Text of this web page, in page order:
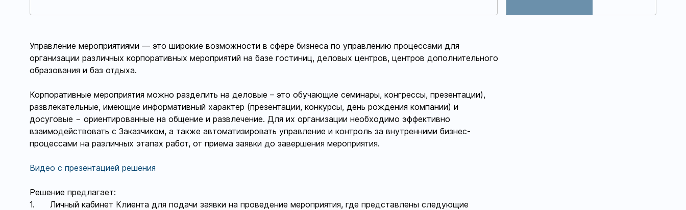
Управление мероприятиями — это широкие возможности в сфере бизнеса по управлению процессами для
организации различных корпоративных мероприятий на базе гостиниц, деловых центров, центров дополнительного
образования и баз отдыха.
Корпоративные мероприятия можно разделить на деловые – это обучающие семинары, конгрессы, презентации),
развлекательные, имеющие информативный характер (презентации, конкурсы, день рождения компании) и
досуговые − ориентированные на общение и развлечение. Для их организации необходимо эффективно
взаимодействовать с Заказчиком, а также автоматизировать управление и контроль за внутренними бизнес-
процессами на различных этапах работ, от приема заявки до завершения мероприятия.
Видео с презентацией решения
Решение предлагает:
1. Личный кабинет Клиента для подачи заявки на проведение мероприятия, где представлены следующие